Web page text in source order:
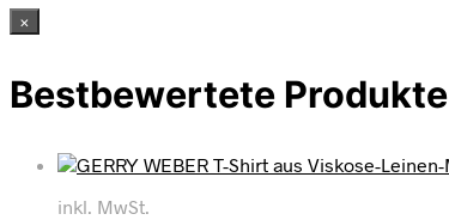
×
Bestbewertete Produkte
inkl. MwSt.